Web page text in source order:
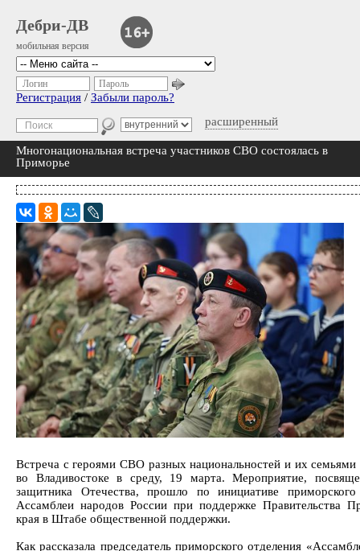
Дебри-ДВ
мобильная версия
расширенный
Логин Пароль
Регистрация / Забыли пароль?
Многонациональная встреча участников СВО состоялась в
Приморье
Встреча с героями СВО разных национальностей и их семьями
во Владивостоке в среду, 19 марта. Мероприятие,
защитника Отечества, прошло по инициативе приморского
Ассамблеи народов России при поддержке Правительства
края в Штабе общественной поддержки.
Как рассказала председатель приморского отделения